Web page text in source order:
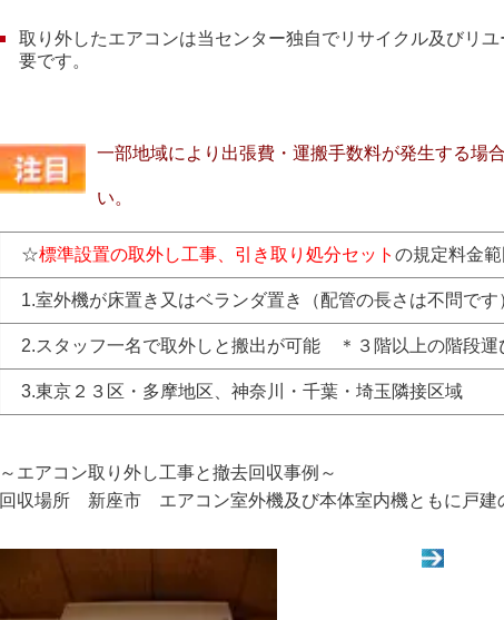
取り外したエアコンは当センター独自でリサイクル及びリ
要です。
一部地域により出張費・運搬手数料が発生する場
い。
☆標準設置の取外し工事 、引き取り処分セット の規定料金
1.室外機が床置き又はベランダ置き（配管の長さは不問です
2.スタッフ一名で取外しと搬出が可能 ＊３階以上の階段運
3.東京２３区・多摩地区、神奈川・千葉・埼玉隣接区域
～エアコン取り外し工事と撤去回収事例～
回収場所 新座市 エアコン室外機及び本体室内機ともに戸建